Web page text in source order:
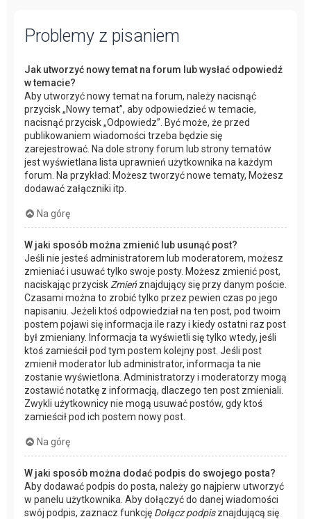
Problemy z pisaniem
Jak utworzyć nowy temat na forum lub wysłać odpowiedź
w temacie?
Aby utworzyć nowy temat na forum, należy nacisnąć
przycisk „Nowy temat”, aby odpowiedzieć w temacie,
nacisnąć przycisk „Odpowiedz”. Być może, że przed
publikowaniem wiadomości trzeba będzie się
zarejestrować. Na dole strony forum lub strony tematów
jest wyświetlana lista uprawnień użytkownika na każdym
forum. Na przykład: Możesz tworzyć nowe tematy, Możesz
dodawać załączniki itp.
Na górę
W jaki sposób można zmienić lub usunąć post?
Jeśli nie jesteś administratorem lub moderatorem, możesz
zmieniać i usuwać tylko swoje posty. Możesz zmienić post,
naciskając przycisk Zmieńznajdujący się przy danym poście.
Czasami można to zrobić tylko przez pewien czas po jego
napisaniu. Jeżeli ktoś odpowiedział na ten post, pod twoim
postem pojawi się informacja ile razy i kiedy ostatni raz post
był zmieniany. Informacja ta wyświetli się tylko wtedy, jeśli
ktoś zamieścił pod tym postem kolejny post. Jeśli post
zmienił moderator lub administrator, informacja ta nie
zostanie wyświetlona. Administratorzy i moderatorzy mogą
zostawić notatkę z informacją, dlaczego ten post zmieniali.
Zwykli użytkownicy nie mogą usuwać postów, gdy ktoś
zamieścił pod ich postem nowy post.
Na górę
W jaki sposób można dodać podpis do swojego posta?
Aby dodawać podpis do posta, należy go najpierw utworzyć
w panelu użytkownika. Aby dołączyć do danej wiadomości
swój podpis, zaznacz funkcję Dołącz podpisznajdującą się